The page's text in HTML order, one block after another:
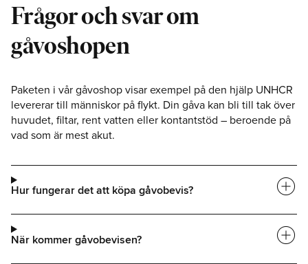
Frågor och svar om
gåvoshopen
Paketen i vår gåvoshop visar exempel på den hjälp UNHCR
levererar till människor på flykt. Din gåva kan bli till tak över
huvudet, filtar, rent vatten eller kontantstöd – beroende på
vad som är mest akut.
Hur fungerar det att köpa gåvobevis? add_circle
När kommer gåvobevisen? add_circle